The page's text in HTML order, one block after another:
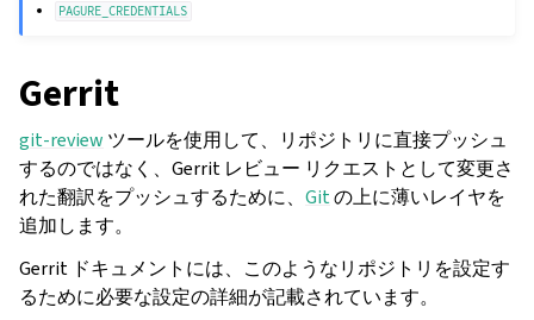
PAGURE_CREDENTIALS
Gerrit
git-review ツールを使用して、リポジトリに直接プッシュ
するのではなく、Gerrit レビュー リクエストとして変更さ
れた翻訳をプッシュするために、 Gitの上に薄いレイヤを
追加します。
Gerrit ドキュメントには、このようなリポジトリを設定す
るために必要な設定の詳細が記載されています。